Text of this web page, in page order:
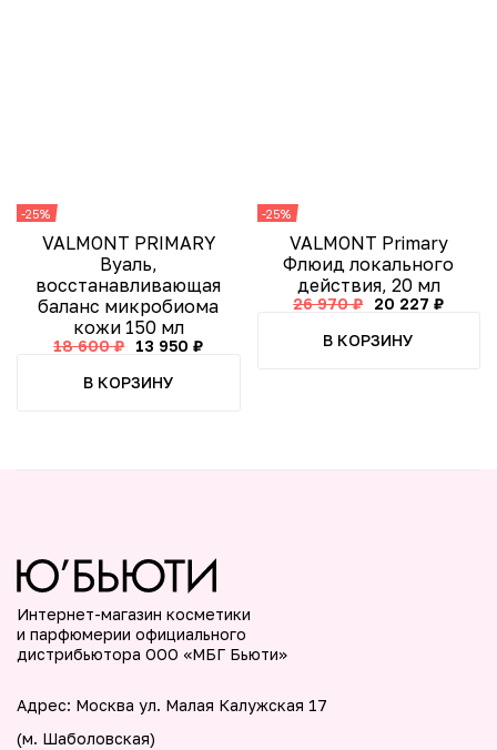
-25%
VALMONT PRIMARY
Вуаль,
восстанавливающая
баланс микробиома
кожи 150 мл
18 600 ₽
13 950 ₽
В КОРЗИНУ
-25%
VALMONT Primary
Флюид локального
действия, 20 мл
26 970 ₽
20 227 ₽
В КОРЗИНУ
Интернет-магазин косметики
и парфюмерии официального
дистрибьютора ООО «МБГ Бьюти»
Адрес: Москва ул. Малая Калужская 17
(м. Шаболовская)